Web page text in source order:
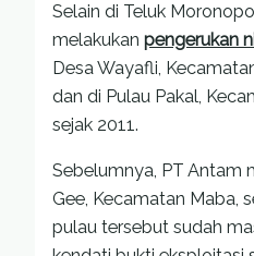
Selain di Teluk
melakukan pengerukan
Desa Wayafli,
dan di Pulau Pakal,
sejak 2011.
Sebelumnya, PT Antam
Gee, Kecamatan Maba,
pulau tersebut sudah